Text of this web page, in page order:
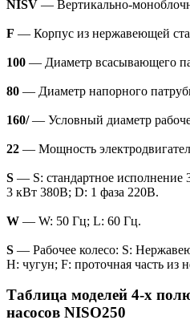
NISV — Вертикально-
F — Корпус из нержавеющей
100 — Диаметр всасывающего
80 — Диаметр напорного
160/— Условный диаметр
22 — Мощность
S — S: стандартное исполнение
3 кВт 380В; D: 1 фаза 220В.
W — W: 50 Гц; L: 60 Гц.
S — Рабочее колесо: S:
H: чугун; F: проточная часть из
Таблица моделей 4-х
насосов NISO250